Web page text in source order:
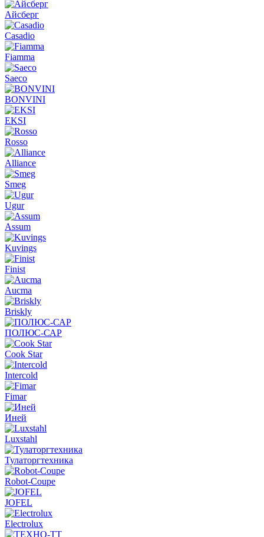
Айсберг
Casadio
Fiamma
Saeco
BONVINI
EKSI
Rosso
Alliance
Smeg
Ugur
Assum
Kuvings
Finist
Aucma
Briskly
ПОЛЮС-САР
Cook Star
Intercold
Fimar
Иней
Luxstahl
Тулаторгтехника
Robot-Coupe
JOFEL
Electrolux